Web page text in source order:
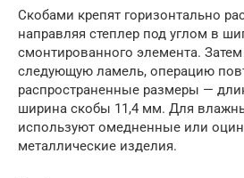
Скобами крепят горизонтально
направляя степлер под углом в
смонтированного элемента.
следующую ламель, операцию
распространенные размеры —
ширина скобы 11,4 мм. Для
используют омедненные или
металлические изделия.